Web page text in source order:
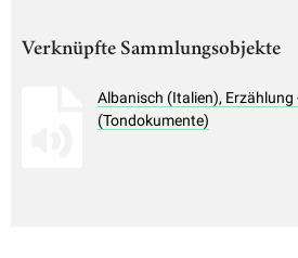
Verknüpfte Sammlungsobjekte
Albanisch (Italien), Erzählung
(Tondokumente)